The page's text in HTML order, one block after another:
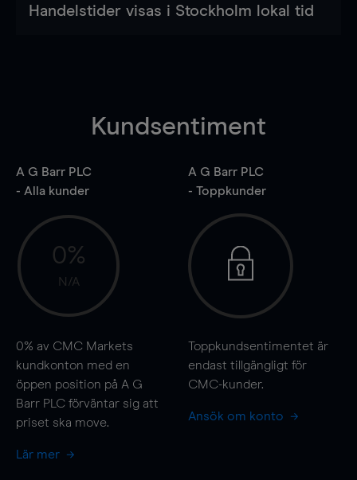
Handelstider visas i Stockholm lokal tid
Kundsentiment
A G Barr PLC
- Alla kunder
0%
N/A
0% av CMC Markets
kundkonton med en
öppen position på A G
Barr PLC förväntar sig att
priset ska move.
Lär mer
A G Barr PLC
- Toppkunder
Toppkundsentimentet är
endast tillgängligt för
CMC-kunder.
Ansök om konto